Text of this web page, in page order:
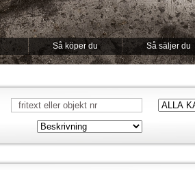
Så köper du Så säljer du